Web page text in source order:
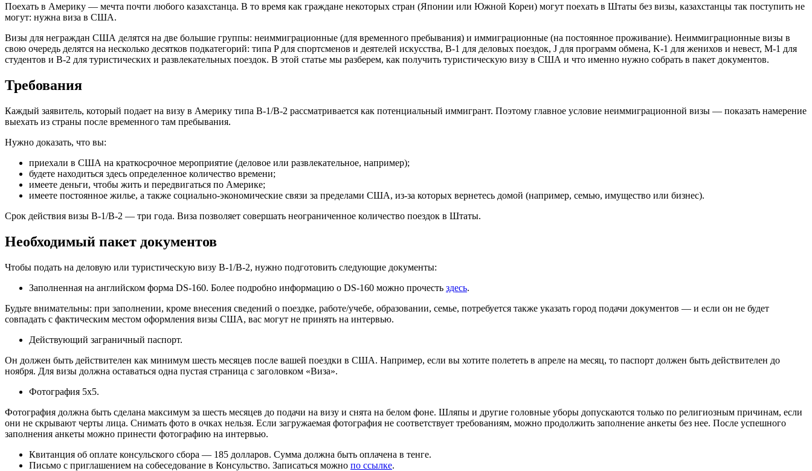
Поехать в Америку — мечта почти любого казахстанца. В то время как граждане некоторых стран (Японии или Южной Кореи) могут поехать в Штаты без визы, казахстанцы так поступить не
могут: нужна виза в США.
Визы для неграждан США делятся на две большие группы: неиммиграционные (для временного пребывания) и иммиграционные (на постоянное проживание). Неиммиграционные визы в
свою очередь делятся на несколько десятков подкатегорий: типа P для спортсменов и деятелей искусства, B-1 для деловых поездок, J для программ обмена, K-1 для женихов и невест, M-1 для
студентов и B-2 для туристических и развлекательных поездок. В этой статье мы разберем, как получить туристическую визу в США и что именно нужно собрать в пакет документов.
Требования
Каждый заявитель, который подает на визу в Америку типа B-1/B-2 рассматривается как потенциальный иммигрант. Поэтому главное условие неиммиграционной визы — показать намерение
выехать из страны после временного там пребывания.
Нужно доказать, что вы:
приехали в США на краткосрочное мероприятие (деловое или развлекательное, например);
будете находиться здесь определенное количество времени;
имеете деньги, чтобы жить и передвигаться по Америке;
имеете постоянное жилье, а также социально-экономические связи за пределами США, из-за которых вернетесь домой (например, семью, имущество или бизнес).
Срок действия визы B-1/B-2 — три года. Виза позволяет совершать неограниченное количество поездок в Штаты.
Необходимый пакет документов
Чтобы подать на деловую или туристическую визу B-1/B-2, нужно подготовить следующие документы:
Заполненная на английском форма DS-160. Более подробно информацию о DS-160 можно прочесть здесь.
Будьте внимательны: при заполнении, кроме внесения сведений о поездке, работе/учебе, образовании, семье, потребуется также указать город подачи документов — и если он не будет
совпадать с фактическим местом оформления визы США, вас могут не принять на интервью.
Действующий заграничный паспорт.
Он должен быть действителен как минимум шесть месяцев после вашей поездки в США. Например, если вы хотите полететь в апреле на месяц, то паспорт должен быть действителен до
ноября. Для визы должна оставаться одна пустая страница с заголовком «Виза».
Фотография 5x5.
Фотография должна быть сделана максимум за шесть месяцев до подачи на визу и снята на белом фоне. Шляпы и другие головные уборы допускаются только по религиозным причинам, если
они не скрывают черты лица. Снимать фото в очках нельзя. Если загружаемая фотография не соответствует требованиям, можно продолжить заполнение анкеты без нее. После успешного
заполнения анкеты можно принести фотографию на интервью.
Квитанция об оплате консульского сбора — 185 долларов. Сумма должна быть оплачена в тенге.
Письмо с приглашением на собеседование в Консульство. Записаться можно по ссылке.